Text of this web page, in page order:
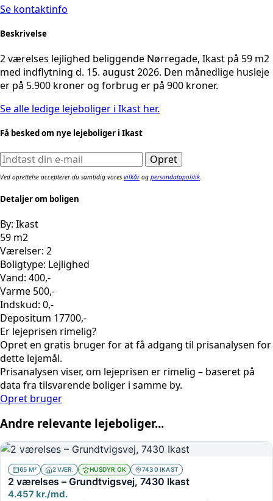
Se kontaktinfo
Beskrivelse
2 værelses lejlighed beliggende Nørregade, Ikast på 59 m2
med indflytning d. 15. august 2026. Den månedlige husleje
er på 5.900 kroner og forbrug er på 900 kroner.
Se alle ledige lejeboliger i Ikast her.
Få besked om nye lejeboliger i Ikast
Ved oprettelse accepterer du samtidig vores vilkårog persondatapolitik
Detaljer om boligen
By: Ikast
59 m2
Værelser: 2
Boligtype: Lejlighed
Vand: 400,-
Varme 500,-
Indskud: 0,-
Depositum 17700,-
Er lejeprisen rimelig?
Opret en gratis bruger for at få adgang til prisanalysen for
dette lejemål.
Prisanalysen viser, om lejeprisen er rimelig – baseret på
data fra tilsvarende boliger i samme by.
Opret bruger
Andre relevante lejeboliger...
65 M² 2 VÆR. HUSDYR OK 7430 IKAST
2 værelses – Grundtvigsvej, 7430 Ikast
4.457 kr./md.